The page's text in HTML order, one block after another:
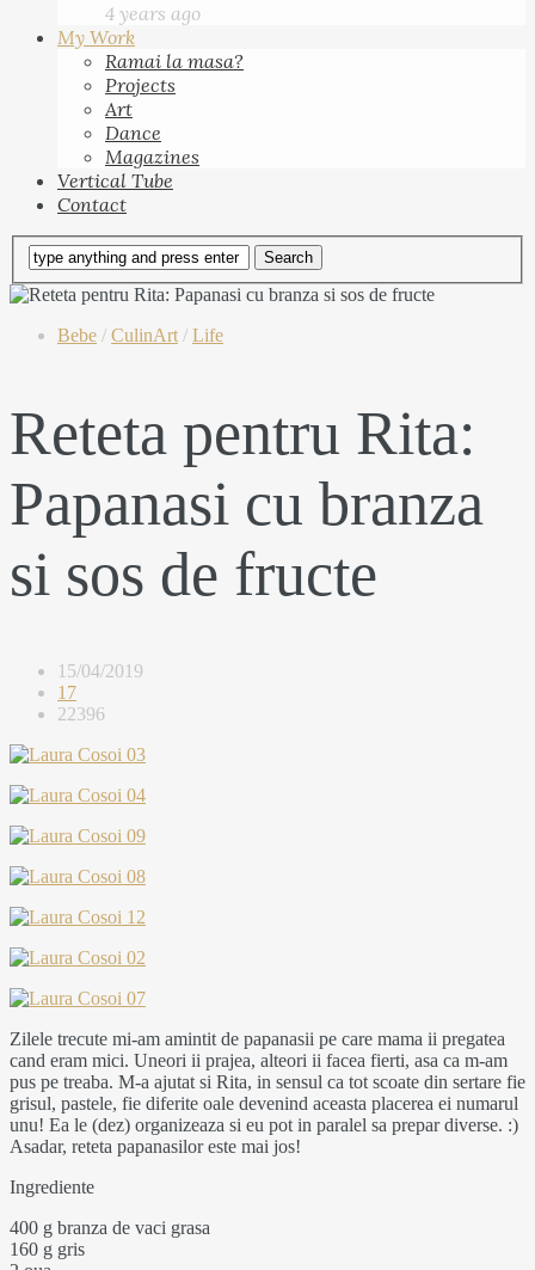
4 years ago
My Work
Ramai la masa?
Projects
Art
Dance
Magazines
Vertical Tube
Contact
Bebe / CulinArt / Life
Reteta pentru Rita:
Papanasi cu branza
si sos de fructe
15/04/2019
17
22396
Zilele trecute mi-am amintit de papanasii pe care mama ii pregatea
cand eram mici. Uneori ii prajea, alteori ii facea fierti, asa ca m-am
pus pe treaba. M-a ajutat si Rita, in sensul ca tot scoate din sertare fie
grisul, pastele, fie diferite oale devenind aceasta placerea ei numarul
unu! Ea le (dez) organizeaza si eu pot in paralel sa prepar diverse. :)
Asadar, reteta papanasilor este mai jos!
Ingrediente
400 g branza de vaci grasa
160 g gris